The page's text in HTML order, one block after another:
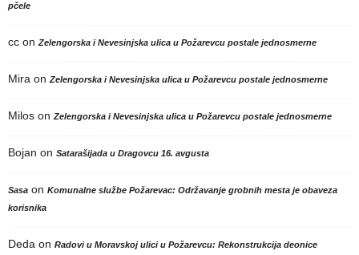
pčele
cc onZelengorska i Nevesinjska ulica u Požarevcu postale jednosmerne
Mira onZelengorska i Nevesinjska ulica u Požarevcu postale jednosmerne
Milos onZelengorska i Nevesinjska ulica u Požarevcu postale jednosmerne
Bojan on Satarašijada u Dragovcu 16. avgusta
Sasa on Komunalne službe Požarevac: Održavanje grobnih mesta je obaveza
korisnika
Deda on Radovi u Moravskoj ulici u Požarevcu: Rekonstrukcija deonice